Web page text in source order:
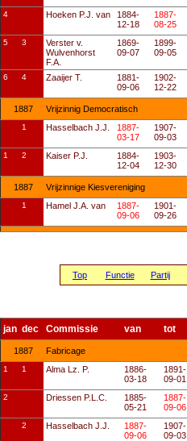
4 Hoeken P.J. van
1884-
12-18
1887-
08-25
5 3
Verster v.
Wulvenhorst
F.A.
1869-
09-07
1899-
09-05
6 4 Zaaijer T.
1881-
09-06
1902-
12-22
1887 Vrijzinnig Democratisch
1 Hasselbach J.J.
1887-
03-17
1907-
09-03
1 2 Kaiser P.J.
1884-
12-04
1903-
12-30
1887 Vrijzinnige Kiesvereniging
1 Hamel J.A. van
1887-
09-06
1901-
09-26
Top Functie Partij
jan dec Commissie van tot
1887 Fabricage
1 1 Alma Lz. P.
1886-
03-18
1891-
09-01
2 Driessen P.L.C.
1885-
05-21
1887-
09-06
2 Hasselbach J.J.
1887-
09-06
1907-
09-03